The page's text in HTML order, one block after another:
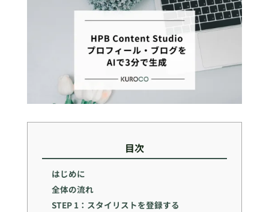
目次
はじめに
全体の流れ
STEP 1：スタイリストを登録する